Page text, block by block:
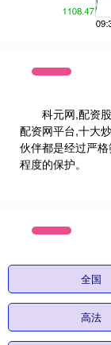
科元网,配资
配资网平台,十大
伙伴都是经过严
程度的保护。
全国
高法